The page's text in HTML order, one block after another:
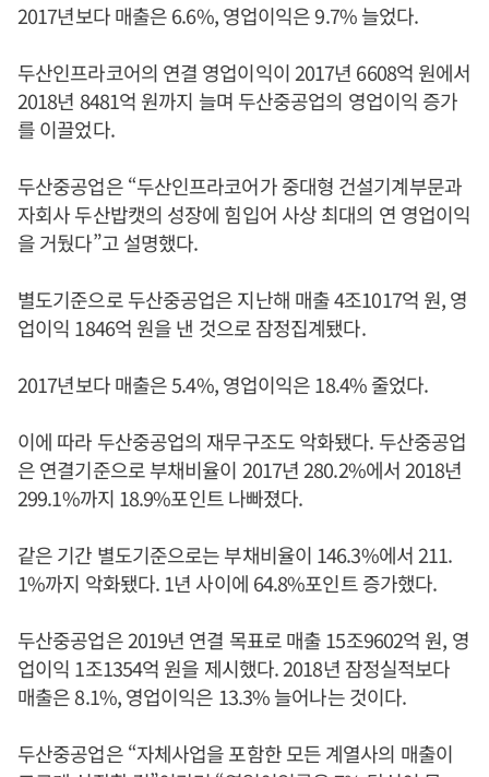
2017년보다 매출은 6.6%, 영업이익은 9.7% 늘었다.
두산인프라코어의 연결 영업이익이 2017년 6608억 원에서
2018년 8481억 원까지 늘며 두산중공업의 영업이익 증가
를 이끌었다.
두산중공업은 “두산인프라코어가 중대형 건설기계부문과
자회사 두산밥캣의 성장에 힘입어 사상 최대의 연 영업이익
을 거뒀다”고 설명했다.
별도기준으로 두산중공업은 지난해 매출 4조1017억 원, 영
업이익 1846억 원을 낸 것으로 잠정집계됐다.
2017년보다 매출은 5.4%, 영업이익은 18.4% 줄었다.
이에 따라 두산중공업의 재무구조도 악화됐다. 두산중공업
은 연결기준으로 부채비율이 2017년 280.2%에서 2018년
299.1%까지 18.9%포인트 나빠졌다.
같은 기간 별도기준으로는 부채비율이 146.3%에서 211.
1%까지 악화됐다. 1년 사이에 64.8%포인트 증가했다.
두산중공업은 2019년 연결 목표로 매출 15조9602억 원, 영
업이익 1조1354억 원을 제시했다. 2018년 잠정실적보다
매출은 8.1%, 영업이익은 13.3% 늘어나는 것이다.
두산중공업은 “자체사업을 포함한 모든 계열사의 매출이